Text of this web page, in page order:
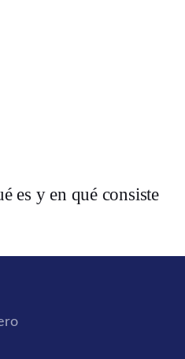
es y en qué consiste